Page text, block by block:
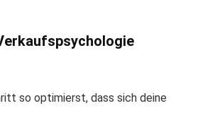
so optimierst, dass sich deine